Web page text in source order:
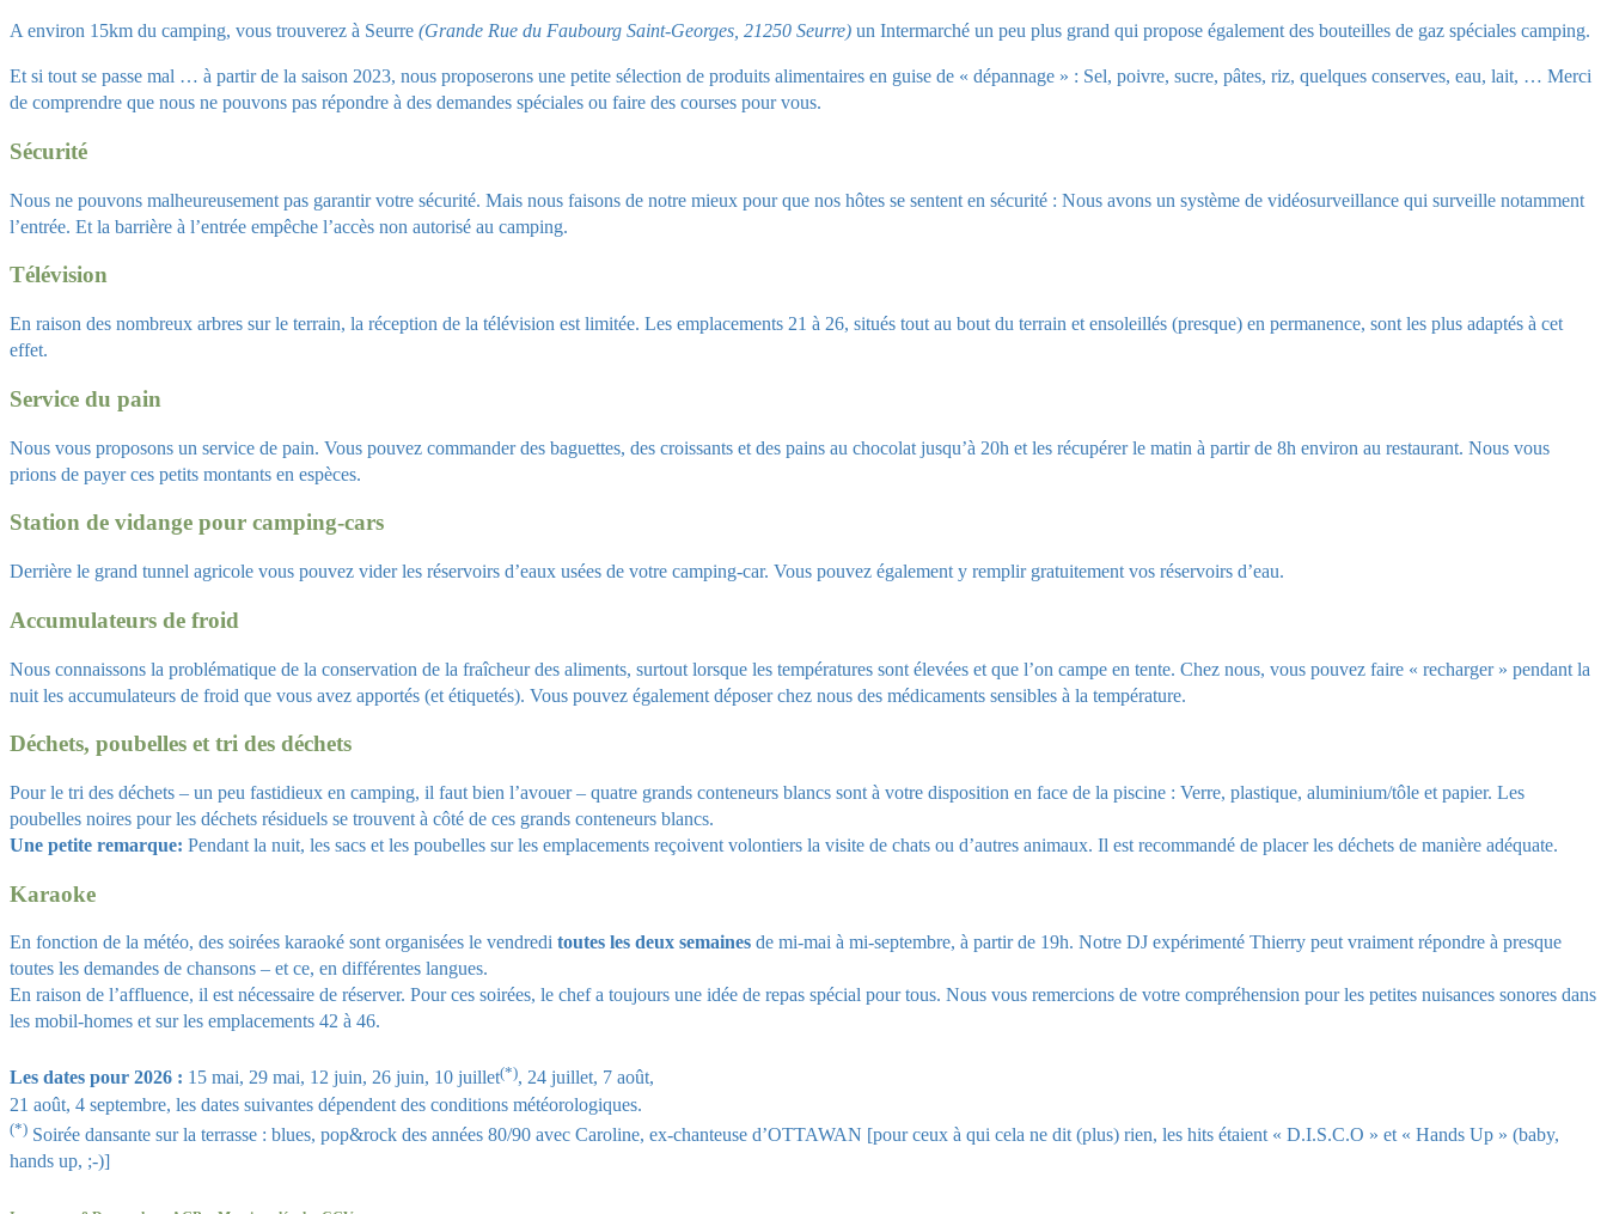
A environ 15km du camping, vous trouverez à Seurre (Grande Rue du Faubourg Saint-Georges, 21250 Seurre) un Intermarché un peu plus grand qui propose également des bouteilles de gaz spéciales camping.
Et si tout se passe mal … à partir de la saison 2023, nous proposerons une petite sélection de produits alimentaires en guise de « dépannage » : Sel, poivre, sucre, pâtes, riz, quelques conserves, eau, lait, … Merci
de comprendre que nous ne pouvons pas répondre à des demandes spéciales ou faire des courses pour vous.
Sécurité
Nous ne pouvons malheureusement pas garantir votre sécurité. Mais nous faisons de notre mieux pour que nos hôtes se sentent en sécurité : Nous avons un système de vidéosurveillance qui surveille notamment
l’entrée. Et la barrière à l’entrée empêche l’accès non autorisé au camping.
Télévision
En raison des nombreux arbres sur le terrain, la réception de la télévision est limitée. Les emplacements 21 à 26, situés tout au bout du terrain et ensoleillés (presque) en permanence, sont les plus adaptés à cet
effet.
Service du pain
Nous vous proposons un service de pain. Vous pouvez commander des baguettes, des croissants et des pains au chocolat jusqu’à 20h et les récupérer le matin à partir de 8h environ au restaurant. Nous vous
prions de payer ces petits montants en espèces.
Station de vidange pour camping-cars
Derrière le grand tunnel agricole vous pouvez vider les réservoirs d’eaux usées de votre camping-car. Vous pouvez également y remplir gratuitement vos réservoirs d’eau.
Accumulateurs de froid
Nous connaissons la problématique de la conservation de la fraîcheur des aliments, surtout lorsque les températures sont élevées et que l’on campe en tente. Chez nous, vous pouvez faire « recharger » pendant la
nuit les accumulateurs de froid que vous avez apportés (et étiquetés). Vous pouvez également déposer chez nous des médicaments sensibles à la température.
Déchets, poubelles et tri des déchets
Pour le tri des déchets – un peu fastidieux en camping, il faut bien l’avouer – quatre grands conteneurs blancs sont à votre disposition en face de la piscine : Verre, plastique, aluminium/tôle et papier. Les
poubelles noires pour les déchets résiduels se trouvent à côté de ces grands conteneurs blancs.
Une petite remarque: Pendant la nuit, les sacs et les poubelles sur les emplacements reçoivent volontiers la visite de chats ou d’autres animaux. Il est recommandé de placer les déchets de manière adéquate.
Karaoke
En fonction de la météo, des soirées karaoké sont organisées le vendredi toutes les deux semaines de mi-mai à mi-septembre, à partir de 19h. Notre DJ expérimenté Thierry peut vraiment répondre à presque
toutes les demandes de chansons – et ce, en différentes langues.
En raison de l’affluence, il est nécessaire de réserver. Pour ces soirées, le chef a toujours une idée de repas spécial pour tous. Nous vous remercions de votre compréhension pour les petites nuisances sonores dans
les mobil-homes et sur les emplacements 42 à 46.
Les dates pour 2026 : 15 mai, 29 mai, 12 juin, 26 juin, 10 juillet(*), 24 juillet, 7 août,
21 août, 4 septembre, les dates suivantes dépendent des conditions météorologiques.
(*) Soirée dansante sur la terrasse : blues, pop&rock des années 80/90 avec Caroline, ex-chanteuse d’OTTAWAN [pour ceux à qui cela ne dit (plus) rien, les hits étaient « D.I.S.C.O » et « Hands Up » (baby,
hands up, ;-)]